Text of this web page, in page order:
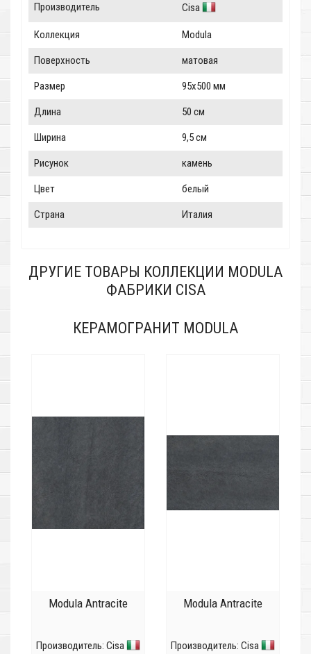
Производитель Cisa
Коллекция Modula
Поверхность матовая
Размер 95x500 мм
Длина 50 см
Ширина 9,5 см
Рисунок камень
Цвет белый
Страна Италия
ДРУГИЕ ТОВАРЫ КОЛЛЕКЦИИ MODULA
ФАБРИКИ CISA
КЕРАМОГРАНИТ MODULA
Modula Antracite
Производитель: Cisa
Modula Antracite
Производитель: Cisa